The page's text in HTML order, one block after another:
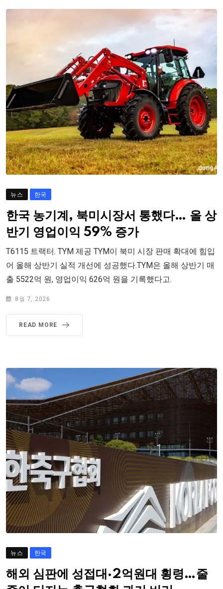
뉴스 한국
한국 농기계, 북미시장서 통했다… 올 상
반기 영업이익 59% 증가
T6115 트랙터. TYM 제공 TYM이 북미 시장 판매 확대에 힘입
어 올해 상반기 실적 개선에 성공했다.TYM은 올해 상반기 매
출 5522억 원, 영업이익 626억 원을 기록했다고.
8월 7, 2026
READ MORE
뉴스 한국
해외 심판에 성접대·2억원대 횡령…줄